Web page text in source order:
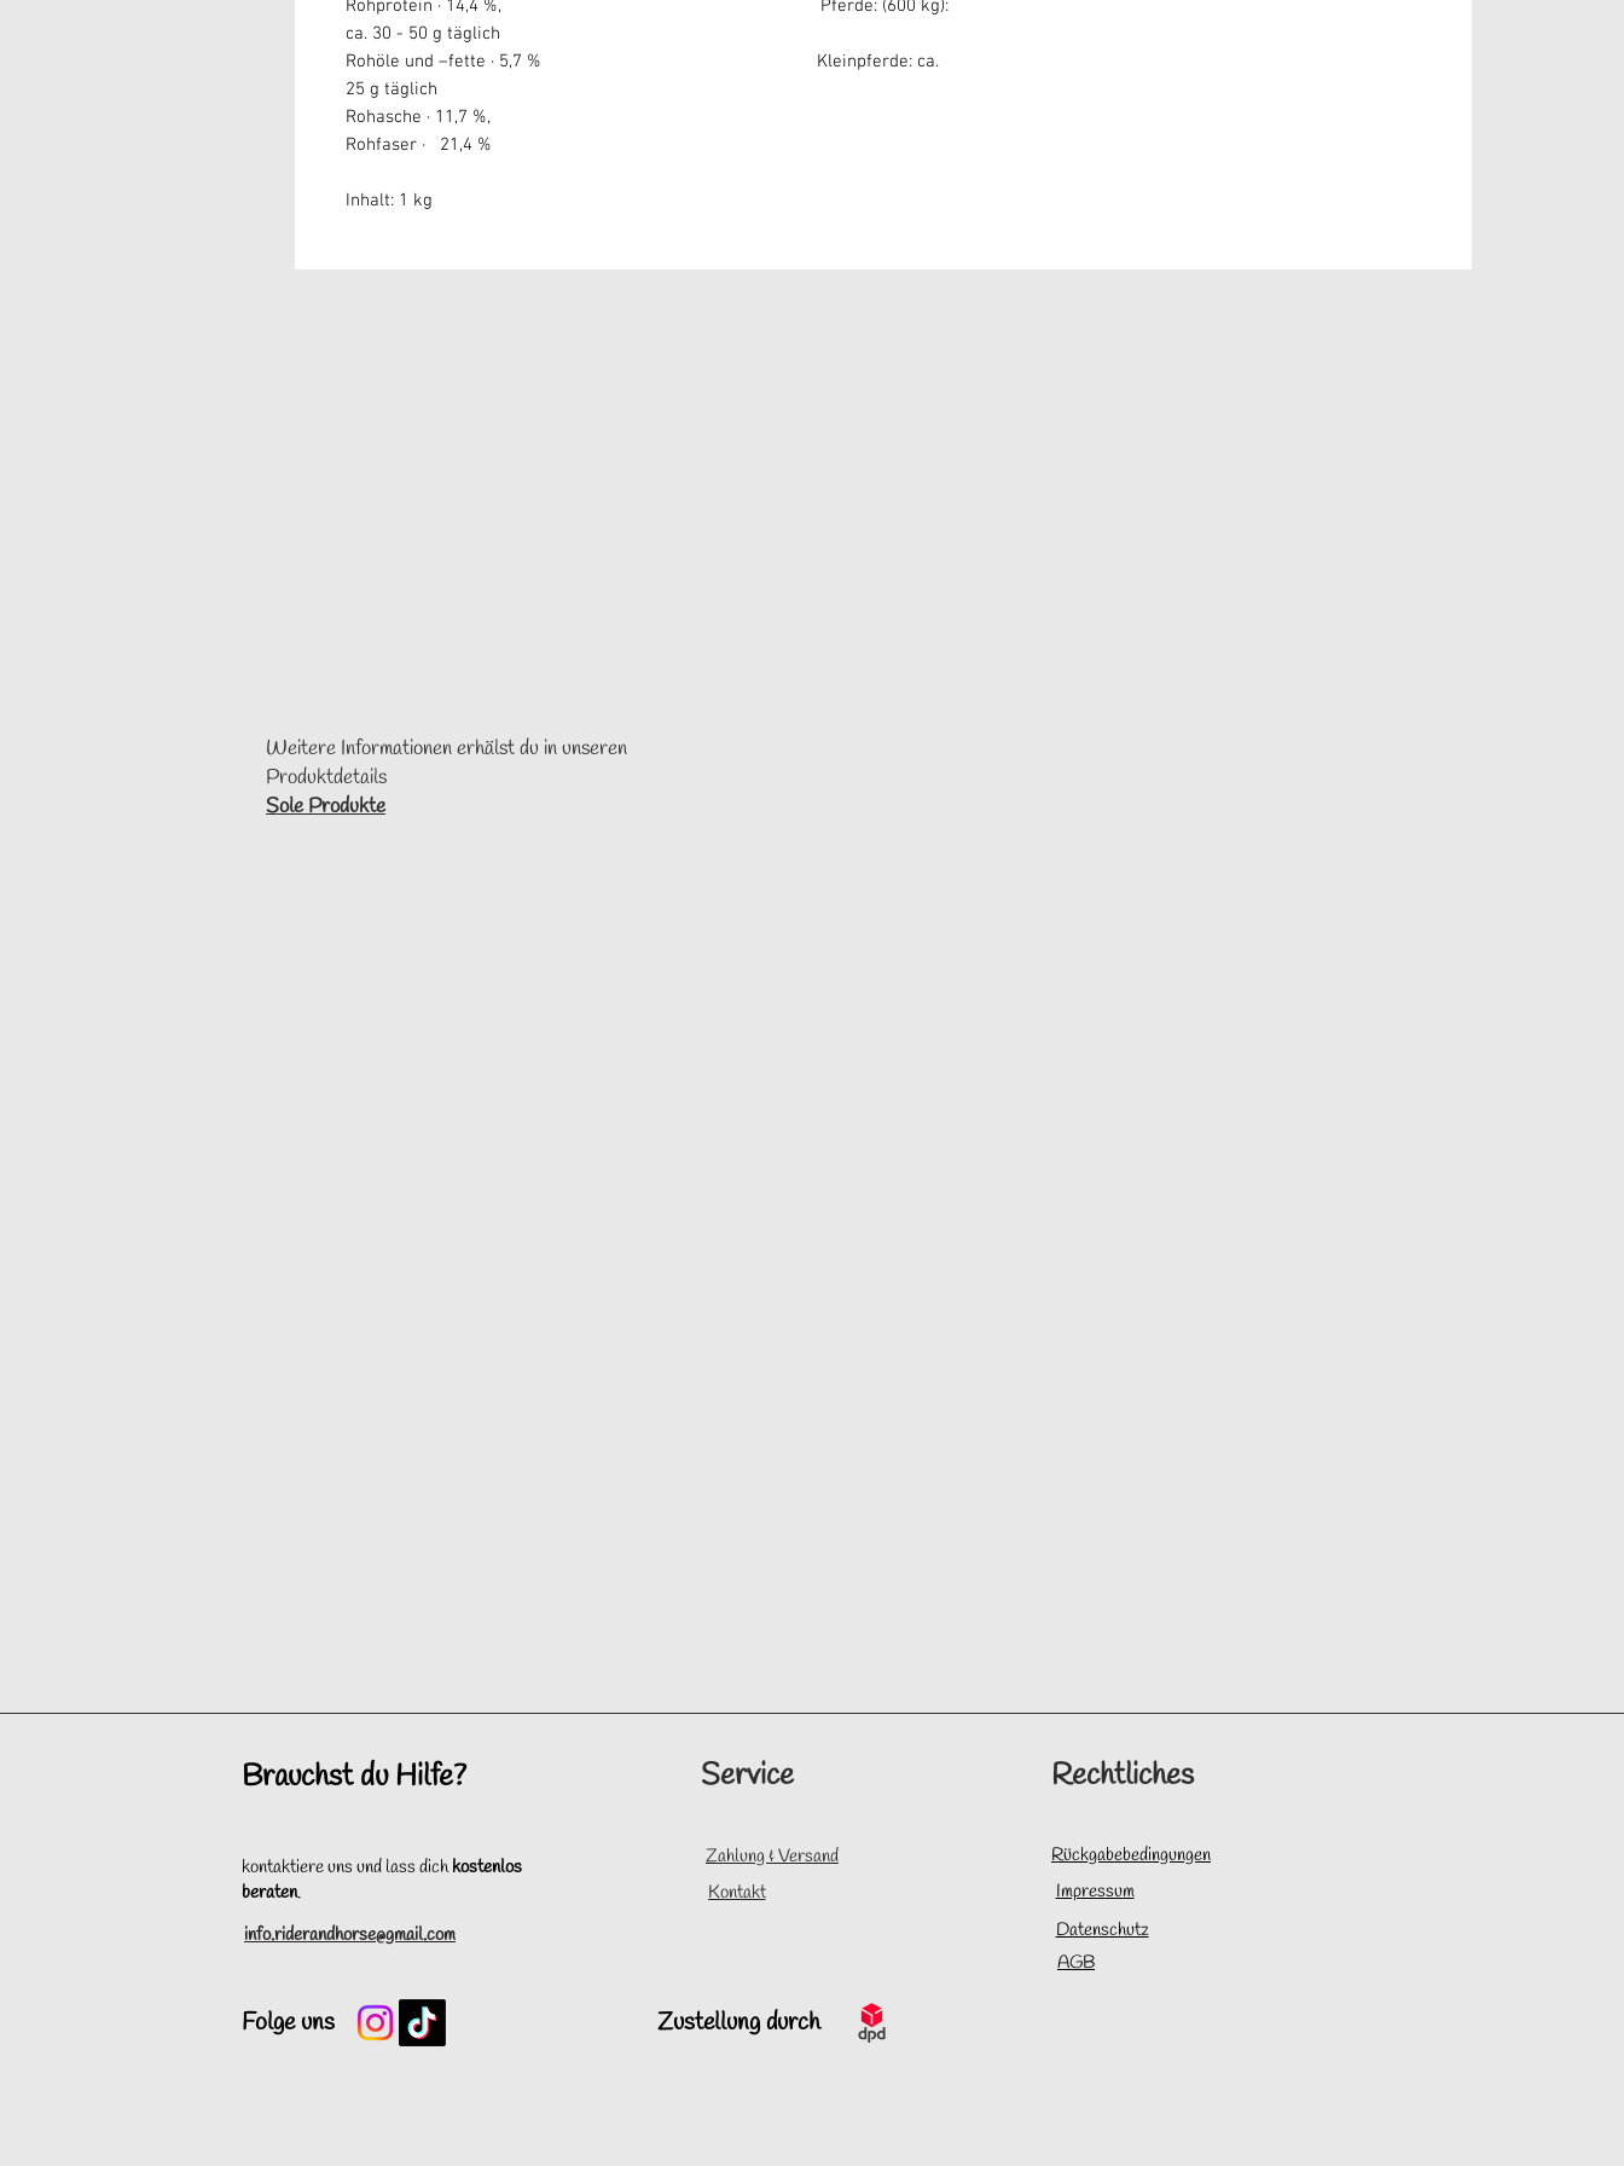
Rohprotein · 14,4 %, Pferde: (600 kg):
ca. 30 - 50 g täglich
Rohöle und –fette · 5,7 % Kleinpferde: ca.
25 g täglich
Rohasche · 11,7 %,
Rohfaser · 21,4 %
Inhalt: 1 kg
Weitere Informationen erhälst du in unseren
Produktdetails
Sole Produkte
Brauchst du Hilfe? Service Rechtliches
kontaktiere uns und lass dichkostenlos
beraten.
Zahlung & Versand
Kontakt
info.riderandhorse@gmail.com
Rückgabebedingungen
Impressum
Datenschutz
AGB
Folge uns Zustellung durch